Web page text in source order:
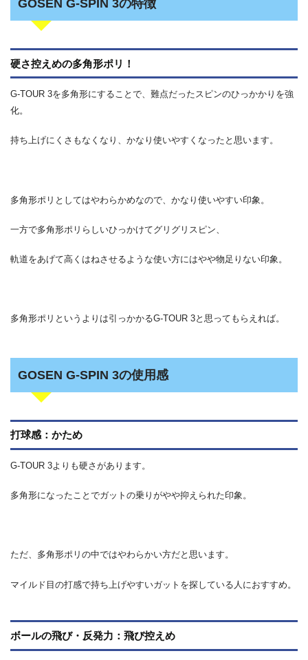
GOSEN G-SPIN 3の特徴
硬さ控えめの多角形ポリ！
G-TOUR 3を多角形にすることで、難点だったスピンのひっかかりを強
化。
持ち上げにくさもなくなり、かなり使いやすくなったと思います。
多角形ポリとしてはやわらかめなので、かなり使いやすい印象。
一方で多角形ポリらしいひっかけてグリグリスピン、
軌道をあげて高くはねさせるような使い方にはやや物足りない印象。
多角形ポリというよりは引っかかるG-TOUR 3と思ってもらえれば。
GOSEN G-SPIN 3の使用感
打球感：かため
G-TOUR 3よりも硬さがあります。
多角形になったことでガットの乗りがやや抑えられた印象。
ただ、多角形ポリの中ではやわらかい方だと思います。
マイルド目の打感で持ち上げやすいガットを探している人におすすめ。
ボールの飛び・反発力：飛び控えめ